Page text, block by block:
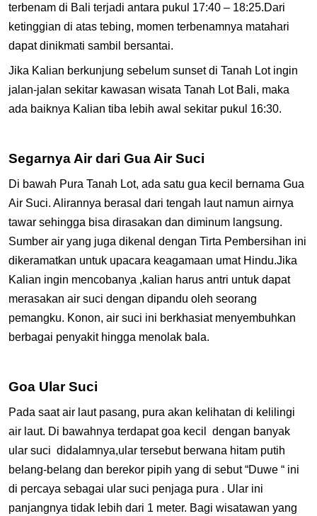
terbenam di Bali terjadi antara pukul 17:40 – 18:25.Dari
ketinggian di atas tebing, momen terbenamnya matahari
dapat dinikmati sambil bersantai.
Jika Kalian berkunjung sebelum sunset di Tanah Lot ingin
jalan-jalan sekitar kawasan wisata Tanah Lot Bali, maka
ada baiknya Kalian tiba lebih awal sekitar pukul 16:30.
Segarnya Air dari Gua Air Suci
Di bawah Pura Tanah Lot, ada satu gua kecil bernama Gua
Air Suci. Alirannya berasal dari tengah laut namun airnya
tawar sehingga bisa dirasakan dan diminum langsung.
Sumber air yang juga dikenal dengan Tirta Pembersihan ini
dikeramatkan untuk upacara keagamaan umat Hindu.Jika
Kalian ingin mencobanya ,kalian harus antri untuk dapat
merasakan air suci dengan dipandu oleh seorang
pemangku. Konon, air suci ini berkhasiat menyembuhkan
berbagai penyakit hingga menolak bala.
Goa Ular Suci
Pada saat air laut pasang, pura akan kelihatan di kelilingi
air laut. Di bawahnya terdapat goa kecil dengan banyak
ular suci didalamnya,ular tersebut berwana hitam putih
belang-belang dan berekor pipih yang di sebut “Duwe “ ini
di percaya sebagai ular suci penjaga pura . Ular ini
panjangnya tidak lebih dari 1 meter. Bagi wisatawan yang